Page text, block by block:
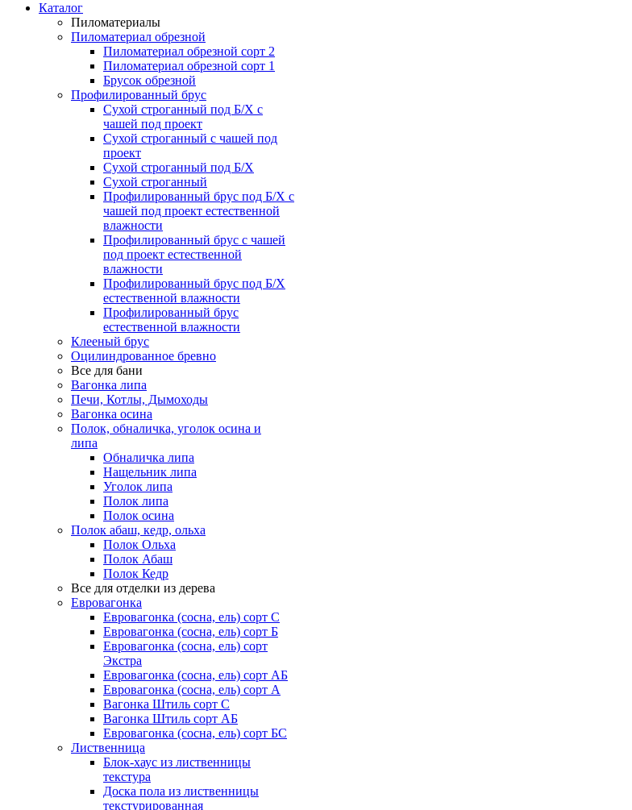
Каталог
Пиломатериалы
Пиломатериал обрезной
Пиломатериал обрезной сорт 2
Пиломатериал обрезной сорт 1
Брусок обрезной
Профилированный брус
Сухой строганный под Б/Х с
чашей под проект
Сухой строганный с чашей под
проект
Сухой строганный под Б/Х
Сухой строганный
Профилированный брус под Б/Х с
чашей под проект естественной
влажности
Профилированный брус с чашей
под проект естественной
влажности
Профилированный брус под Б/Х
естественной влажности
Профилированный брус
естественной влажности
Клееный брус
Оцилиндрованное бревно
Все для бани
Вагонка липа
Печи, Котлы, Дымоходы
Вагонка осина
Полок, обналичка, уголок осина и
липа
Обналичка липа
Нащельник липа
Уголок липа
Полок липа
Полок осина
Полок абаш, кедр, ольха
Полок Ольха
Полок Абаш
Полок Кедр
Все для отделки из дерева
Евровагонка
Евровагонка (сосна, ель) сорт С
Евровагонка (сосна, ель) сорт Б
Евровагонка (сосна, ель) сорт
Экстра
Евровагонка (сосна, ель) сорт АБ
Евровагонка (сосна, ель) сорт А
Вагонка Штиль сорт С
Вагонка Штиль сорт АБ
Евровагонка (сосна, ель) сорт БС
Лиственница
Блок-хаус из лиственницы
текстура
Доска пола из лиственницы
текстурированная